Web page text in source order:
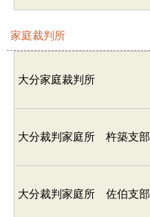
家庭裁判所
大分家庭裁判所
大分裁判家庭所 杵築支部
大分裁判家庭所 佐伯支部